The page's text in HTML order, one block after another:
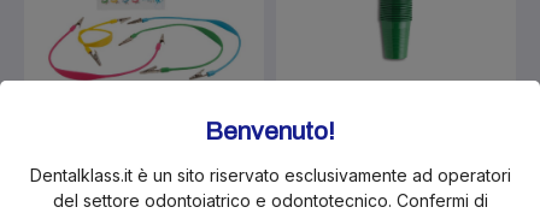
KLS-LRDA31.ASS
Larident catenelle stery
KLS-ART21410013
Monoart Euronda bicchieri
Benvenuto!
Dentalklass.it è un sito riservato esclusivamente ad operatori
del settore odontoiatrico e odontotecnico. Confermi di